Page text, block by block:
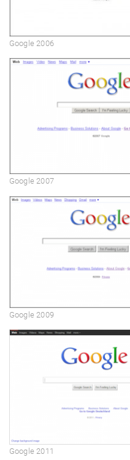
Google 2006
Google 2007
Google 2009
Google 2011